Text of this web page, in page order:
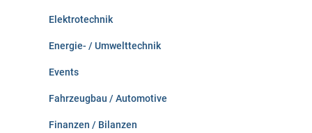
Elektrotechnik
Energie- / Umwelttechnik
Events
Fahrzeugbau / Automotive
Finanzen / Bilanzen